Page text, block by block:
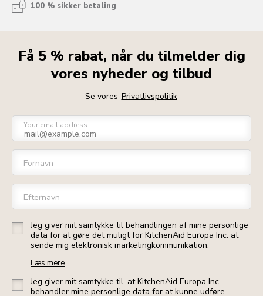
100 % sikker betaling
Få 5 % rabat, når du tilmelder dig
vores nyheder og tilbud
Se vores Privatlivspolitik
Your email address
Fornavn
Efternavn
Jeg giver mit samtykke til behandlingen af mine personlige
data for at gøre det muligt for KitchenAid Europa Inc. at
sende mig elektronisk marketingkommunikation.
Læs mere
Jeg giver mit samtykke til, at KitchenAid Europa Inc.
behandler mine personlige data for at kunne udføre